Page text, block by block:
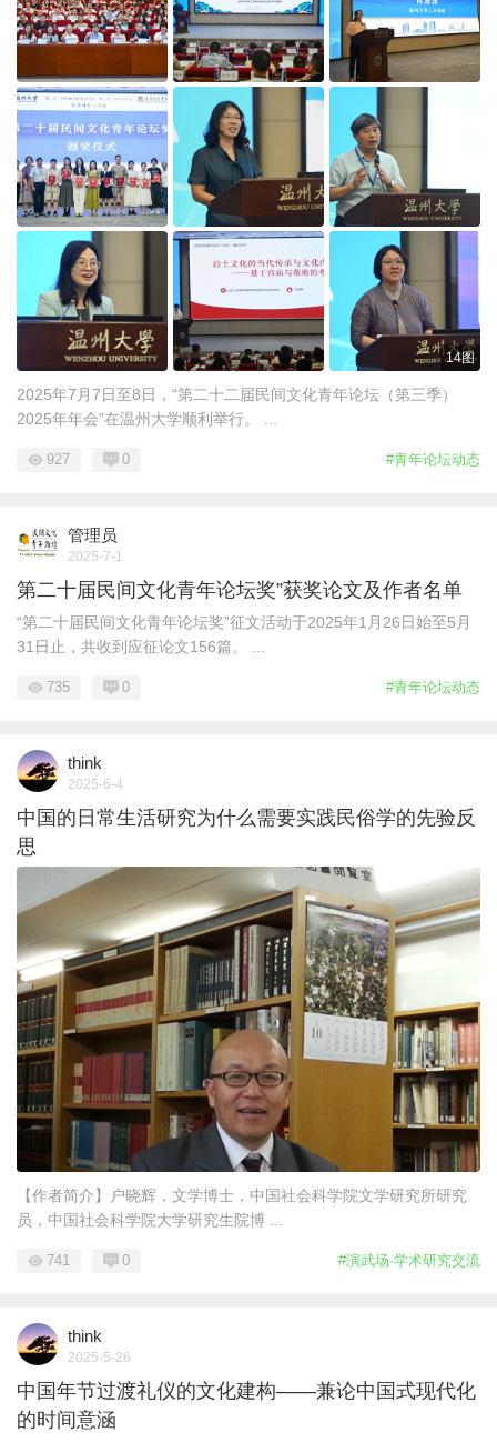
14图
2025年7月7日至8日，“第二十二届民间文化青年论坛（第三季）
2025年年会”在温州大学顺利举行。 ...
#青年论坛动态
927 0
管理员
2025-7-1
第二十届民间文化青年论坛奖”获奖论文及作者名单
“第二十届民间文化青年论坛奖”征文活动于2025年1月26日始至5月
31日止，共收到应征论文156篇。 ...
#青年论坛动态
735 0
think
2025-6-4
中国的日常生活研究为什么需要实践民俗学的先验反
思
【作者简介】户晓辉，文学博士，中国社会科学院文学研究所研究
员，中国社会科学院大学研究生院博 ...
#演武场·学术研究交流
741 0
think
2025-5-26
中国年节过渡礼仪的文化建构——兼论中国式现代化
的时间意涵